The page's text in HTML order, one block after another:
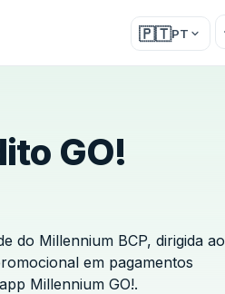
🇵🇹PT
GO!
do Millennium BCP, dirigida ao
em pagamentos
Millennium GO!.